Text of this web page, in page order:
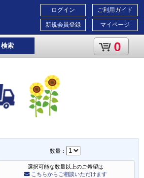
ご利用ガイド
マイページ
ログイン
新規会員登録
検索 0
数量：
選択可能な数量以上のご希望は
こちらからご相談いただけます